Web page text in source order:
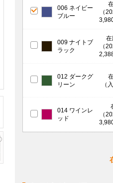
006 ネイビー
ブルー
（
009 ナイトブ
ラック
（
012 ダークグ
リーン
（
014 ワインレ
ッド
（